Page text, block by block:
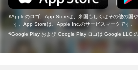
Appleのロゴ、App Storeは、米国もしくはその他の国
す。App Storeは、Apple Inc.のサービスマークです。
Google Play および Google Play ロゴは Google LLC の